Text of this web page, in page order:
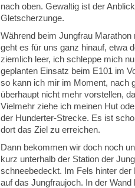
nach oben. Gewaltig ist der
Gletscherzunge.
Während beim Jungfrau
geht es für uns ganz hinauf, etwa
ziemlich leer, ich schleppe mich
geplanten Einsatz beim E101 im
so kann ich mir im Moment, nach
überhaupt nicht mehr vorstellen,
Vielmehr ziehe ich meinen Hut
der Hunderter-Strecke. Es ist
dort das Ziel zu erreichen.
Dann bekommen wir doch noch
kurz unterhalb der Station der
schneebedeckt. Im Fels hinter
auf das Jungfraujoch. In der